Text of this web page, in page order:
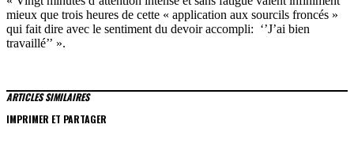
mieux que trois heures de cette « application aux sourcils froncés »
qui fait dire avec le sentiment du devoir accompli: ‘’J’ai bien
travaillé’’ ».
ARTICLES SIMILAIRES
IMPRIMER ET PARTAGER